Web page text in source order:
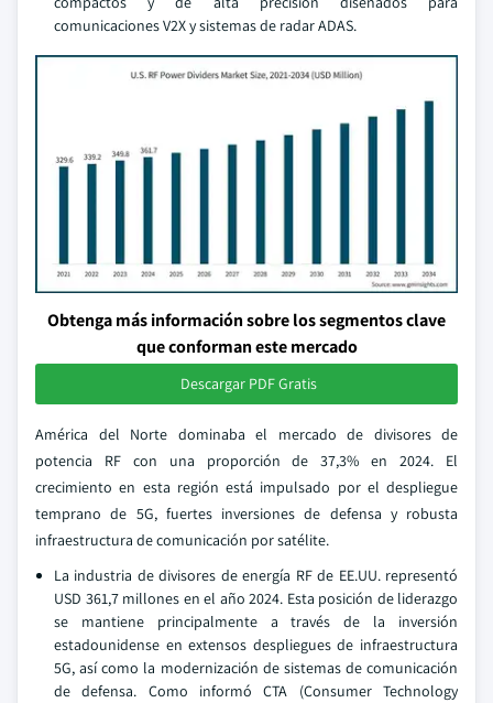
comunicaciones V2X y sistemas de radar ADAS.
Obtenga más información sobre los segmentos clave
que conforman este mercado
Descargar PDF Gratis
América del Norte dominaba el mercado de divisores de
potencia RF con una proporción de 37,3% en 2024. El
crecimiento en esta región está impulsado por el despliegue
temprano de 5G, fuertes inversiones de defensa y robusta
infraestructura de comunicación por satélite.
La industria de divisores de energía RF de EE.UU. representó
USD 361,7 millones en el año 2024. Esta posición de liderazgo
se mantiene principalmente a través de la inversión
estadounidense en extensos despliegues de infraestructura
5G, así como la modernización de sistemas de comunicación
de defensa. Como informó CTA (Consumer Technology